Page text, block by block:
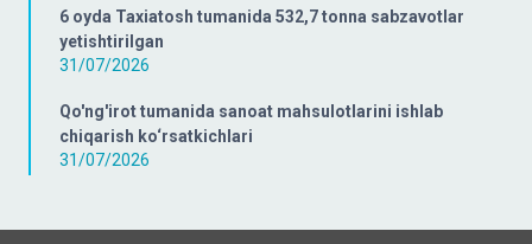
6 oyda Taxiatosh tumanida 532,7 tonna sabzavotlar
yetishtirilgan
31/07/2026
Qo'ng'irot tumanida sanoat mahsulotlarini ishlab
chiqarish ko‘rsatkichlari
31/07/2026